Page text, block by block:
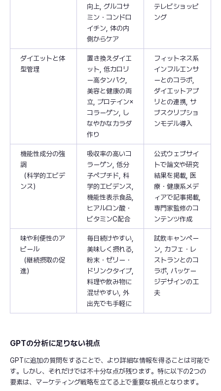
向上, グルコサ
ミン・コンドロ
イチン, 体の内
側からケア
テレビショッピ
ング
ダイエットと体
型管理
置き換えダイエ
ット, 低カロリ
ー高タンパク,
美容と健康の両
立, プロテイン×
コラーゲン, し
なやかなカラダ
作り
フィットネス系
インフルエンサ
ーとのコラボ,
ダイエットアプ
リとの連携, サ
ブスクリプショ
ンモデル導入
機能性成分の強
調
（科学的エビデ
ンス）
吸収率の高いコ
ラーゲン, 低分
子ペプチド, 科
学的エビデンス,
機能性表示食品,
ヒアルロン酸・
ビタミンC配合
公式ウェブサイ
トで論文や研究
結果を掲載, 医
療・健康系メデ
ィアで記事掲載,
専門家監修のコ
ンテンツ作成
味や利便性のア
ピール
（継続摂取の促
進）
毎日続けやすい,
美味しく摂れる,
粉末・ゼリー・
ドリンクタイプ,
料理や飲み物に
混ぜやすい, 外
出先でも手軽に
試飲キャンペー
ン, カフェ・レ
ストランとのコ
ラボ, パッケー
ジデザインの工
夫
GPTの分析に足りない視点
GPTに追加の質問をすることで、より詳細な情報を得ることは可能で
す。しかし、それだけでは不十分な点が残ります。特に以下の2つの
要素は、マーケティング戦略を立てる上で重要な視点となります。